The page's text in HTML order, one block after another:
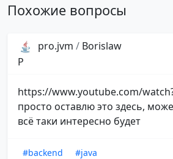
Похожие вопросы
pro.jvm / Borislaw
P
https://www.youtube.com/
просто оставлю это здесь,
всё таки интересно будет
#backend
#java